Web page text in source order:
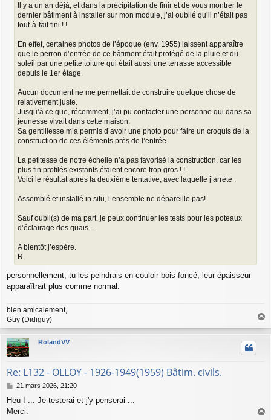
Il y a un an déjà, et dans la précipitation de finir et de vous montrer le
dernier bâtiment à installer sur mon module, j’ai oublié qu’il n’était pas
tout-à-fait fini ! !
En effet, certaines photos de l’époque (env. 1955) laissent apparaître
que le perron d’entrée de ce bâtiment était protégé de la pluie et du
soleil par une petite toiture qui était aussi une terrasse accessible
depuis le 1er étage.
Aucun document ne me permettait de construire quelque chose de
relativement juste.
Jusqu’à ce que, récemment, j’ai pu contacter une personne qui dans sa
jeunesse vivait dans cette maison.
Sa gentillesse m’a permis d’avoir une photo pour faire un croquis de la
construction de ces éléments près de l’entrée.
La petitesse de notre échelle n’a pas favorisé la construction, car les
plus fin profilés existants étaient encore trop gros ! !
Voici le résultat après la deuxième tentative, avec laquelle j’arrète .
Assemblé et installé in situ, l’ensemble ne dépareille pas!
Sauf oubli(s) de ma part, je peux continuer les tests pour les poteaux
d’éclairage des quais....
A bientôt j’espère.
R.
personnellement, tu les peindrais en couloir bois foncé, leur épaisseur
apparaîtrait plus comme normal.
bien amicalement,
Guy (Didiguy)
a
u
RolandVV
Re: L132 - OLLOY - 1926-1949(1959) Bâtim. civils.
M
s
s
21 mars 2026, 21:20
Heu ! ... Je testerai et j'y penserai ...
Merci.